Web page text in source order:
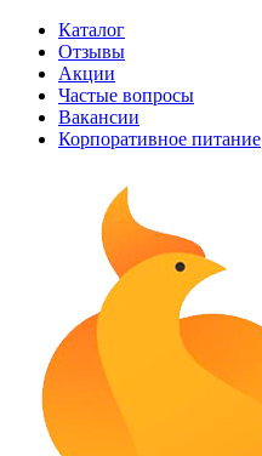
Каталог
Отзывы
Акции
Частые вопросы
Вакансии
Корпоративное питание